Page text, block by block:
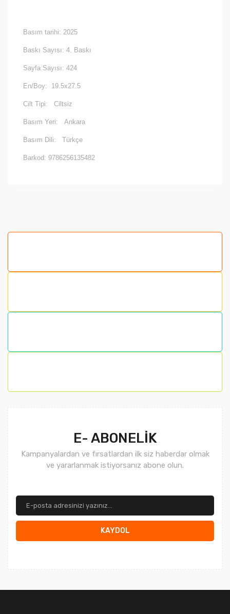
Basım tarihi: 2025
Baskı Sayısı: 4. Baskı
Sayfa Sayısı: 424
En/Boy: 19.5x27.5
Cilt Tipi: Ciltsiz
Basım Yeri: Ankara
Basım Dili: Türkçe
Barkod: 9786256135482
Bu ürüne benzer farklı alternatifler olmalı.
E- ABONELİK
Kampanyalardan ve fırsatlardan ilk siz haberdar olmak
ve yararlanmak istiyorsanız abone olun.
KAYDOL